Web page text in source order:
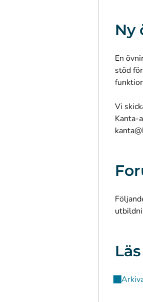
Ny
En
stöd
Vi
Kanta-